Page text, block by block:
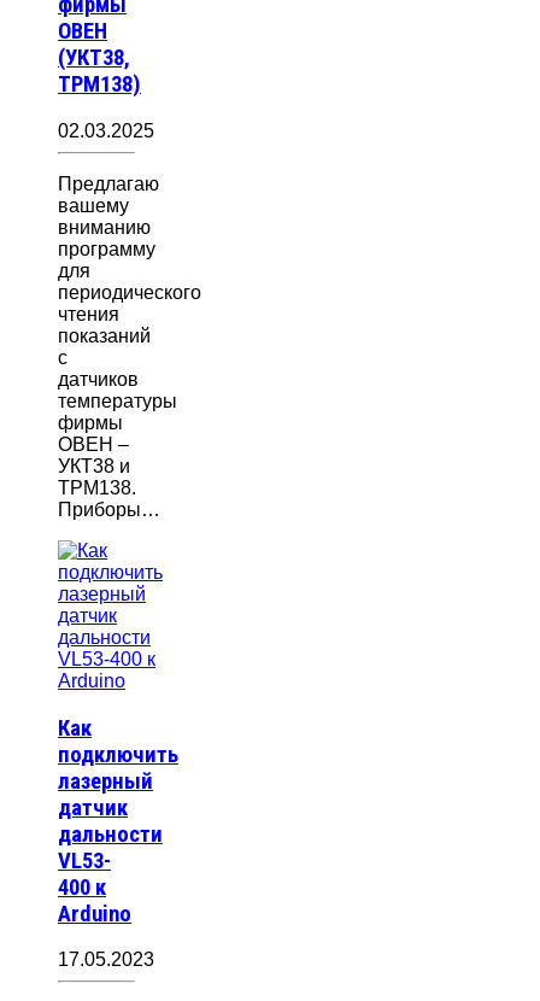
ОВЕН
(УКТ38,
ТРМ138)
02.03.2025
Предлагаю
вашему
вниманию
программу
для
периодического
чтения
показаний
с
датчиков
температуры
фирмы
ОВЕН –
УКТ38 и
ТРМ138.
Приборы…
Как
подключить
лазерный
датчик
дальности
VL53-
400 к
Arduino
17.05.2023